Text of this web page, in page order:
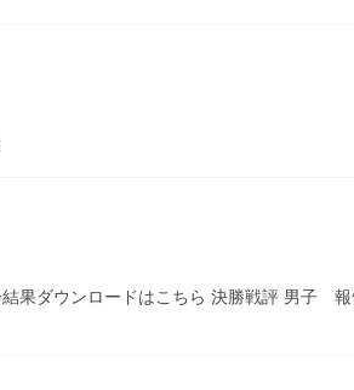
結果ダウンロードはこちら 決勝戦評 男子